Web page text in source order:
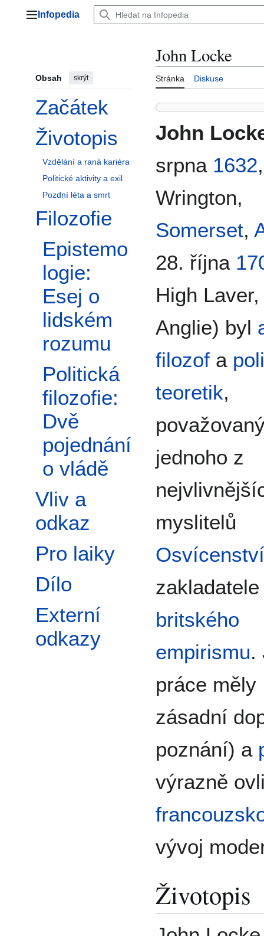
Hlavní menu
Infopedia
Obsah skrýt
Začátek
Životopis
Přepnout podsekci Životopis
Vzdělání a raná kariéra
Politické aktivity a exil
Pozdní léta a smrt
Filozofie
Přepnout podsekci Filozofie
Epistemo
logie:
Esej o
lidském
rozumu
Politická
filozofie:
Dvě
pojednání
o vládě
Vliv a
odkaz
Pro laiky
Dílo
Externí
odkazy
John Locke
Stránka Diskuse
John
srpna 1632,
Wrington,
Somerset,
28. října
High
Anglie) byl
filozof a
teoretik,
jednoho z
myslitelů
Osvícenství
zakladatele
britského
empirismu.
práce měly
zásadní
poznání) a
výrazně
vývoj
Životopis